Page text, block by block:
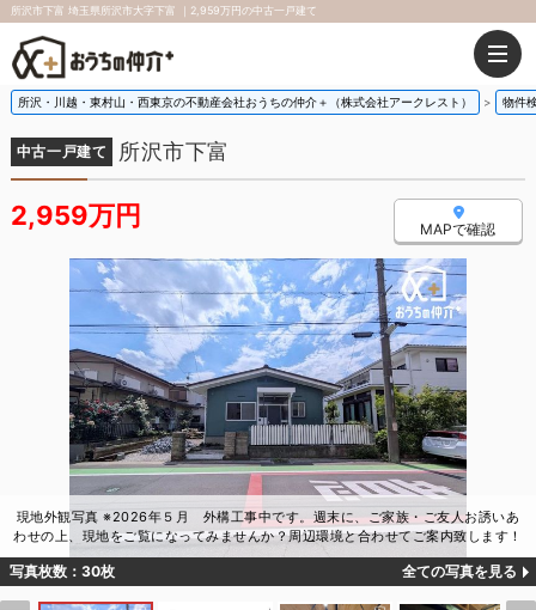
所沢市下富 埼玉県所沢市大字下富 ｜2,959万円の中古一戸建て
所沢・川越・東村山・西東京の不動産会社おうちの仲介＋（株式会社アークレスト） 物件
中古一戸建て 所沢市下富
2,959万円 MAPで確認
現地外観写真 ※2026年５月 外構工事中です。週末に、ご家族・ご友人お誘いあ
わせの上、現地をご覧になってみませんか？周辺環境と合わせてご案内致します！
写真枚数：30枚 全ての写真を見る